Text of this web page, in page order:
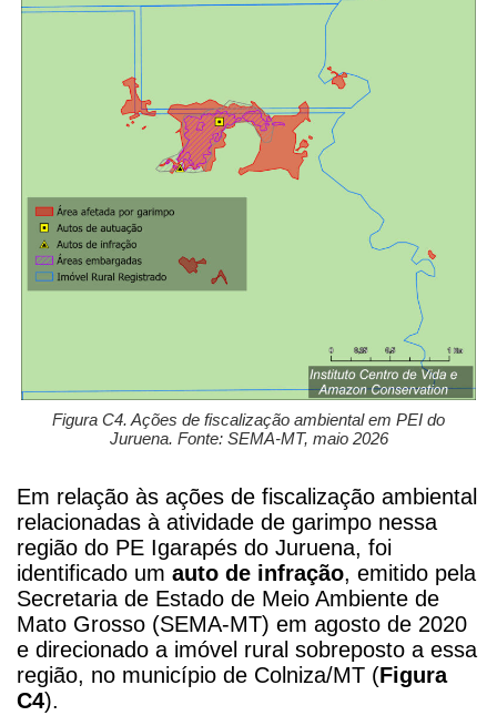
Figura C4. Ações de fiscalização ambiental em PEI do
Juruena. Fonte: SEMA-MT, maio 2026
Em relação às ações de fiscalização ambiental
relacionadas à atividade de garimpo nessa
região do PE Igarapés do Juruena, foi
identificado um auto de infração, emitido pela
Secretaria de Estado de Meio Ambiente de
Mato Grosso (SEMA-MT) em agosto de 2020
e direcionado a imóvel rural sobreposto a essa
região, no município de Colniza/MT (Figura
C4).